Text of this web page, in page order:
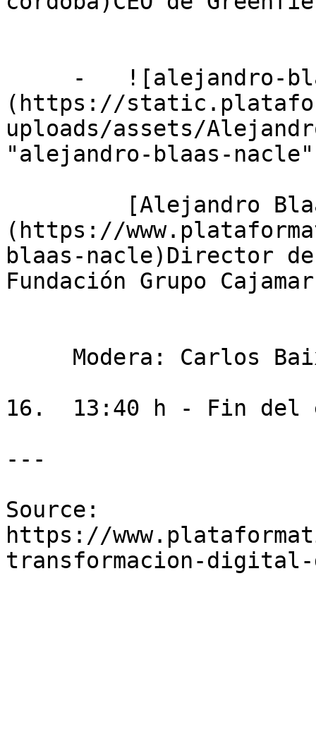
(https://
uploads/assets/
"alejandro-blaas-
(https://
blaas-nacle)Director
Fundación Grupo
16.  13:40 h - Fin del
---
Source:
https://